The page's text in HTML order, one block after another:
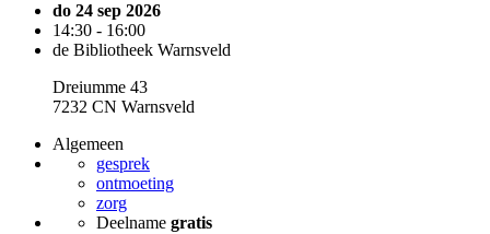
do 24 sep 2026
14:30 - 16:00
de Bibliotheek Warnsveld
Dreiumme 43
7232 CN Warnsveld
Algemeen
gesprek
ontmoeting
zorg
Deelname gratis